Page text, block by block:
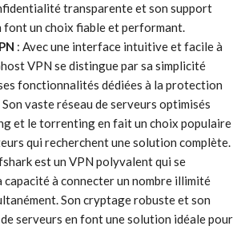
transparente et son support
un choix fiable et performant.
: Avec une interface intuitive et facile à
VPN se distingue par sa simplicité
fonctionnalités dédiées à la protection
vaste réseau de serveurs optimisés
et le torrenting en fait un choix populaire
qui recherchent une solution complète.
est un VPN polyvalent qui se
capacité à connecter un nombre illimité
Son cryptage robuste et son
serveurs en font une solution idéale pour